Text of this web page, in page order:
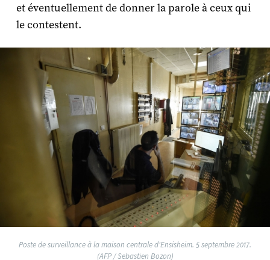
et éventuellement de donner la parole à ceux qui
le contestent.
Poste de surveillance à la maison centrale d'Ensisheim. 5 septembre 2017.
(AFP / Sebastien Bozon)